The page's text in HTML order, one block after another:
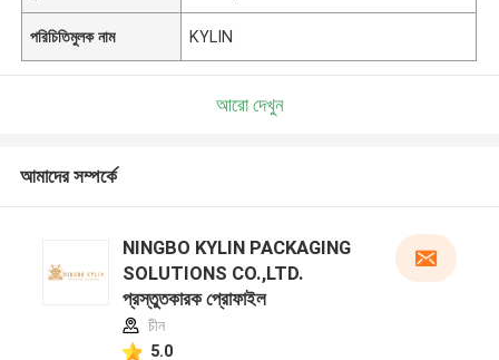
পরিচিতিমুলক নাম KYLIN
আরো দেখুন
আমাদের সম্পর্কে
NINGBO KYLIN PACKAGING
SOLUTIONS CO.,LTD.
প্রস্তুতকারক প্রোফাইল
চীন
5.0